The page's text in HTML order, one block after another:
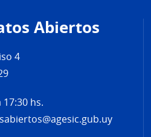
Abiertos
4
hs.